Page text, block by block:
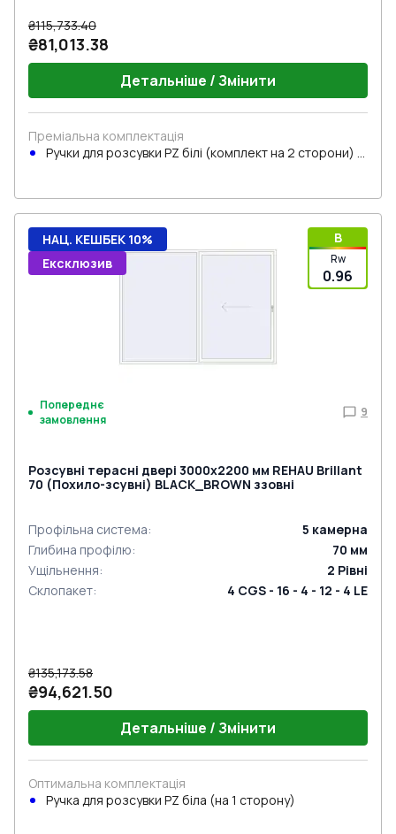
₴115,733.40
₴81,013.38
Детальніше / Змінити
Преміальна комплектація
Ручки для розсувки PZ білі (комплект на 2 сторони) з
B
Rw
0.96
НАЦ. КЕШБЕК 10%
Ексклюзив
Попереднє
замовлення
9
Розсувні терасні двері 3000x2200 мм REHAU Brillant
70 (Похило-зсувні) BLACK_BROWN ззовні
Профільна система: 5 камерна
Глибина профілю: 70 мм
Ущільнення: 2 Рівні
Склопакет: 4 CGS - 16 - 4 - 12 - 4 LE
₴135,173.58
₴94,621.50
Детальніше / Змінити
Оптимальна комплектація
Ручкa для розсувки PZ біла (на 1 сторону)